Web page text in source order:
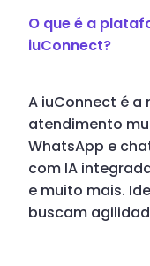
O que é a
iuConnect?
A iuConnect é a
atendimento
WhatsApp e
com IA
e muito mais.
buscam